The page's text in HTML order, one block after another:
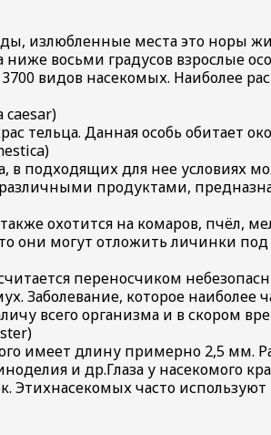
излюбленные места это норы
восьми градусов взрослые
видов насекомых. Наиболее
caesar)
тельца. Данная особь обитает
в подходящих для нее условиях
различными продуктами,
охотится на комаров, пчёл,
они могут отложить личинки
переносчиком
Заболевание, которое наиболее
всего организма и в скором
имеет длину примерно 2,5 мм.
и др.Глаза у насекомого
Этихнасекомых часто